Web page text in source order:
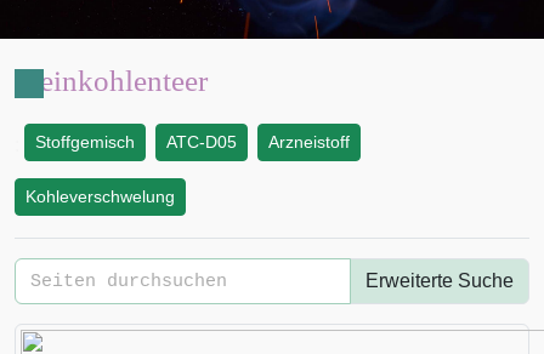
Steinkohlenteer
Stoffgemisch ATC-D05 Arzneistoff
Kohleverschwelung
Erweiterte Suche